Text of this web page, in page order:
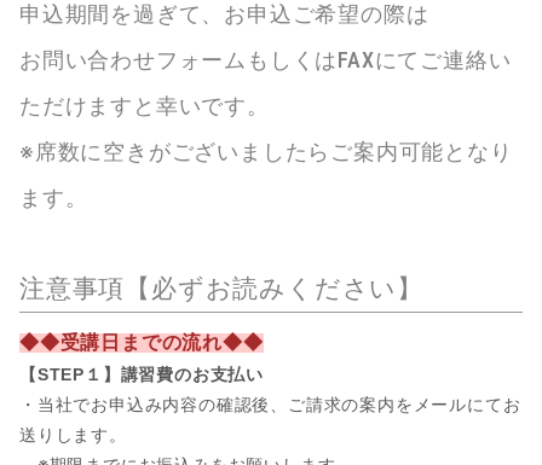
申込期間を過ぎて、お申込ご希望の際は
お問い合わせフォームもしくはFAXにてご連絡い
ただけますと幸いです。
※席数に空きがございましたらご案内可能となり
ます。
注意事項【必ずお読みください】
◆◆受講日までの流れ◆◆
【STEP１】講習費のお支払い
・当社でお申込み内容の確認後、ご請求の案内をメールにてお
送りします。